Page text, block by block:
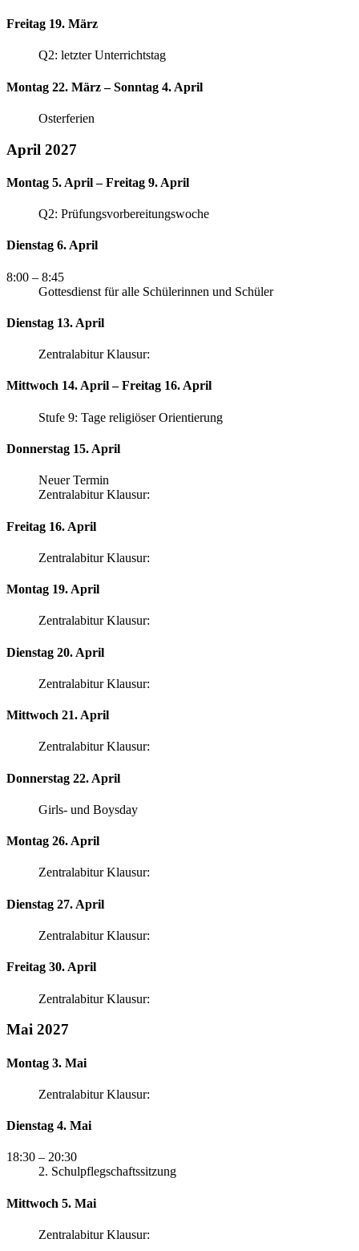
Freitag 19. März
Q2: letzter Unterrichtstag
Montag 22. März – Sonntag 4. April
Osterferien
April 2027
Montag 5. April – Freitag 9. April
Q2: Prüfungsvorbereitungswoche
Dienstag 6. April
8:00 – 8:45
Gottesdienst für alle Schülerinnen und Schüler
Dienstag 13. April
Zentralabitur Klausur:
Mittwoch 14. April – Freitag 16. April
Stufe 9: Tage religiöser Orientierung
Donnerstag 15. April
Neuer Termin
Zentralabitur Klausur:
Freitag 16. April
Zentralabitur Klausur:
Montag 19. April
Zentralabitur Klausur:
Dienstag 20. April
Zentralabitur Klausur:
Mittwoch 21. April
Zentralabitur Klausur:
Donnerstag 22. April
Girls- und Boysday
Montag 26. April
Zentralabitur Klausur:
Dienstag 27. April
Zentralabitur Klausur:
Freitag 30. April
Zentralabitur Klausur:
Mai 2027
Montag 3. Mai
Zentralabitur Klausur:
Dienstag 4. Mai
18:30 – 20:30
2. Schulpflegschaftssitzung
Mittwoch 5. Mai
Zentralabitur Klausur: